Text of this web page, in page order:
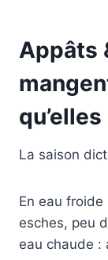
Appâts
La saison
En eau
esches, peu
eau chaude :